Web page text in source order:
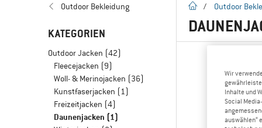
Outdoor Bekleidung
KATEGORIEN
Outdoor Jacken (42)
Fleecejacken (9)
Woll- & Merinojacken (36)
Kunstfaserjacken (1)
Freizeitjacken (4)
Daunenjacken (1)
Startseite
/ Outdoor
Wir
Inhalte und
Social
auswählen“